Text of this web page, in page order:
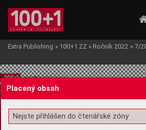
Žádost o souhlas s ukládáním
Extra Publishing » 100+1 ZZ » Ročník 2022 » 7/
Placený obsah
Nejste přihlášen do čtenářské zóny